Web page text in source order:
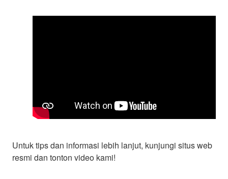
Untuk tips dan informasi lebih lanjut, kunjungi situs web
resmi dan tonton video kami!